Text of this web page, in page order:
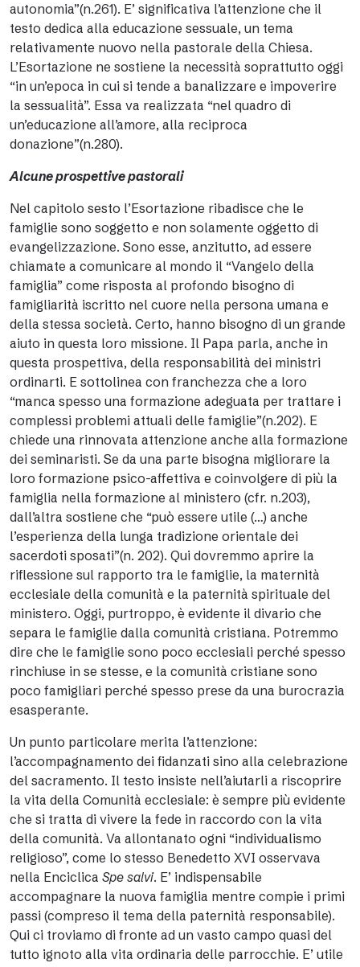
autonomia”(n.261). E’ significativa l’attenzione che il
testo dedica alla educazione sessuale, un tema
relativamente nuovo nella pastorale della Chiesa.
L’Esortazione ne sostiene la necessità soprattutto oggi
“in un’epoca in cui si tende a banalizzare e impoverire
la sessualità”. Essa va realizzata “nel quadro di
un’educazione all’amore, alla reciproca
donazione”(n.280).
Alcune prospettive pastorali
Nel capitolo sesto l’Esortazione ribadisce che le
famiglie sono soggetto e non solamente oggetto di
evangelizzazione. Sono esse, anzitutto, ad essere
chiamate a comunicare al mondo il “Vangelo della
famiglia” come risposta al profondo bisogno di
famigliarità iscritto nel cuore nella persona umana e
della stessa società. Certo, hanno bisogno di un grande
aiuto in questa loro missione. Il Papa parla, anche in
questa prospettiva, della responsabilità dei ministri
ordinarti. E sottolinea con franchezza che a loro
“manca spesso una formazione adeguata per trattare i
complessi problemi attuali delle famiglie”(n.202). E
chiede una rinnovata attenzione anche alla formazione
dei seminaristi. Se da una parte bisogna migliorare la
loro formazione psico-affettiva e coinvolgere di più la
famiglia nella formazione al ministero (cfr. n.203),
dall’altra sostiene che “può essere utile (…) anche
l’esperienza della lunga tradizione orientale dei
sacerdoti sposati”(n. 202). Qui dovremmo aprire la
riflessione sul rapporto tra le famiglie, la maternità
ecclesiale della comunità e la paternità spirituale del
ministero. Oggi, purtroppo, è evidente il divario che
separa le famiglie dalla comunità cristiana. Potremmo
dire che le famiglie sono poco ecclesiali perché spesso
rinchiuse in se stesse, e la comunità cristiane sono
poco famigliari perché spesso prese da una burocrazia
esasperante.
Un punto particolare merita l’attenzione:
l’accompagnamento dei fidanzati sino alla celebrazione
del sacramento. Il testo insiste nell’aiutarli a riscoprire
la vita della Comunità ecclesiale: è sempre più evidente
che si tratta di vivere la fede in raccordo con la vita
della comunità. Va allontanato ogni “individualismo
religioso”, come lo stesso Benedetto XVI osservava
nella Enciclica Spe salvi. E’ indispensabile
accompagnare la nuova famiglia mentre compie i primi
passi (compreso il tema della paternità responsabile).
Qui ci troviamo di fronte ad un vasto campo quasi del
tutto ignoto alla vita ordinaria delle parrocchie. E’ utile